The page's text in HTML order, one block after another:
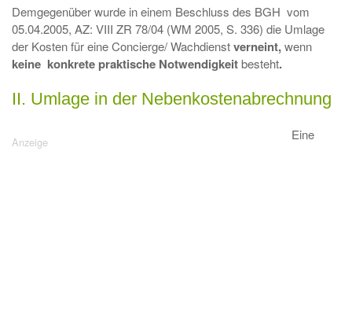
Demgegenüber wurde in einem Beschluss des BGH vom
05.04.2005, AZ: VIII ZR 78/04 (WM 2005, S. 336) die Umlage
der Kosten für eine Concierge/ Wachdienstverneint,wenn
keine konkrete praktische Notwendigkeitbesteht.
II. Umlage in der Nebenkostenabrechnung
Eine